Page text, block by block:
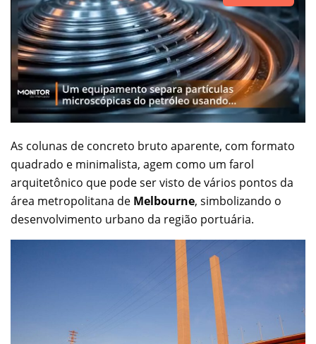
As colunas de concreto bruto aparente, com formato
quadrado e minimalista, agem como um farol
arquitetônico que pode ser visto de vários pontos da
área metropolitana de Melbourne, simbolizando o
desenvolvimento urbano da região portuária.